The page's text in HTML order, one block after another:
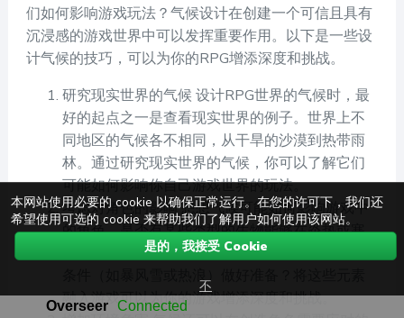
们如何影响游戏玩法？气候设计在创建一个可信且具有
沉浸感的游戏世界中可以发挥重要作用。以下是一些设
计气候的技巧，可以为你的RPG增添深度和挑战。
研究现实世界的气候 设计RPG世界的气候时，最
好的起点之一是查看现实世界的例子。世界上不
同地区的气候各不相同，从干旱的沙漠到热带雨
林。通过研究现实世界的气候，你可以了解它们
可能如何影响你自己游戏世界的玩法。
考虑对角色的影响 想想气候可能如何影响游戏中
的角色。是否有某些类型的生物能够在炎热或寒
冷的环境中繁衍生息？角色是否需要为极端天气
条件（如暴风雪或热浪）做好准备？将这些元素
融入游戏可以为你的游戏增添深度和挑战。
本网站使用必要的 cookie 以确保正常运行。在您的许可下，我们还
希望使用可选的 cookie 来帮助我们了解用户如何使用该网站。
是的，我接受 Cookie
不